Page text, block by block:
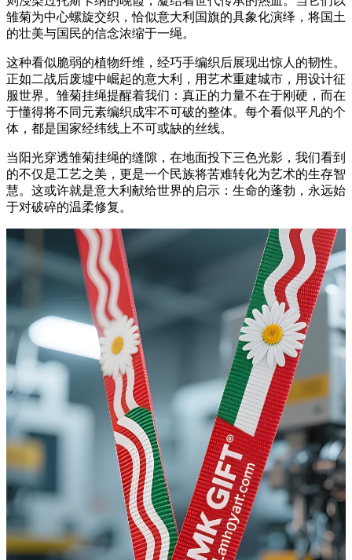
雏菊为中心螺旋交织，恰似意大利国旗的具象化演绎，将国土
的壮美与国民的信念浓缩于一绳。
这种看似脆弱的植物纤维，经巧手编织后展现出惊人的韧性。
正如二战后废墟中崛起的意大利，用艺术重建城市，用设计征
服世界。雏菊挂绳提醒着我们：真正的力量不在于刚硬，而在
于懂得将不同元素编织成牢不可破的整体。每个看似平凡的个
体，都是国家经纬线上不可或缺的丝线。
当阳光穿透雏菊挂绳的缝隙，在地面投下三色光影，我们看到
的不仅是工艺之美，更是一个民族将苦难转化为艺术的生存智
慧。这或许就是意大利献给世界的启示：生命的蓬勃，永远始
于对破碎的温柔修复。